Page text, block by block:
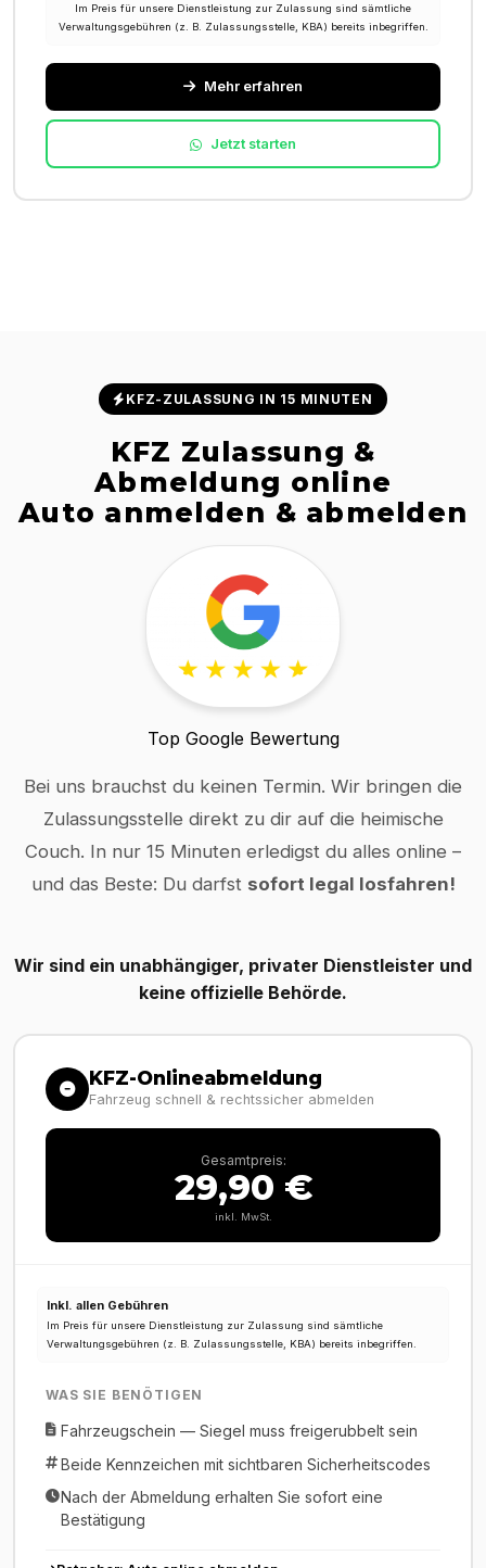
Im Preis für unsere Dienstleistung zur Zulassung sind sämtliche
Verwaltungsgebühren (z. B. Zulassungsstelle, KBA) bereits inbegriffen.
Mehr erfahren
Jetzt starten
KFZ-ZULASSUNG IN 15 MINUTEN
KFZ Zulassung &
Abmeldung online
Auto anmelden & abmelden
Top Google Bewertung
Bei uns brauchst du keinen Termin. Wir bringen die
Zulassungsstelle direkt zu dir auf die heimische
Couch. In nur 15 Minuten erledigst du alles online –
und das Beste: Du darfst sofort legal losfahren!
Wir sind ein unabhängiger, privater Dienstleister und
keine offizielle Behörde.
KFZ-Onlineabmeldung
Fahrzeug schnell & rechtssicher abmelden
Gesamtpreis:
29,90 €
inkl. MwSt.
Inkl. allen Gebühren
Im Preis für unsere Dienstleistung zur Zulassung sind sämtliche
Verwaltungsgebühren (z. B. Zulassungsstelle, KBA) bereits inbegriffen.
WAS SIE BENÖTIGEN
Fahrzeugschein — Siegel muss freigerubbelt sein
Beide Kennzeichen mit sichtbaren Sicherheitscodes
Nach der Abmeldung erhalten Sie sofort eine
Bestätigung